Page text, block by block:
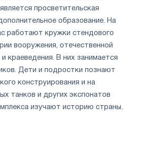
просветительская
образование. На
работают кружки стендового
вооружения, отечественной
краеведения. В них занимается
Дети и подростки познают
конструирования и на
танков и других экспонатов
изучают историю страны.